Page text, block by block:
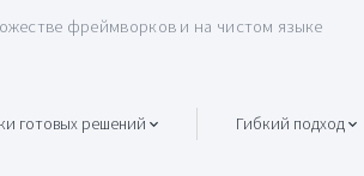
фреймворков и на чистом языке
готовых решений Гибкий подход